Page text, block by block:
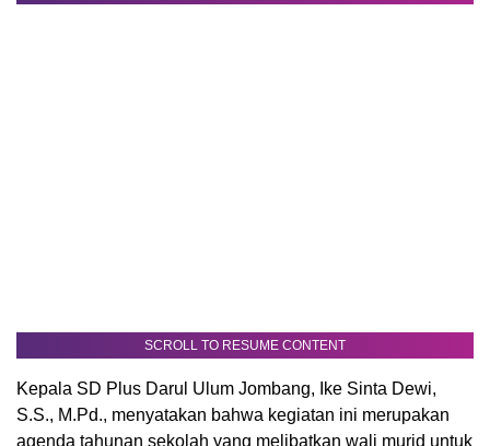
SCROLL TO RESUME CONTENT
Kepala SD Plus Darul Ulum Jombang, Ike Sinta Dewi,
S.S., M.Pd., menyatakan bahwa kegiatan ini merupakan
agenda tahunan sekolah yang melibatkan wali murid untuk